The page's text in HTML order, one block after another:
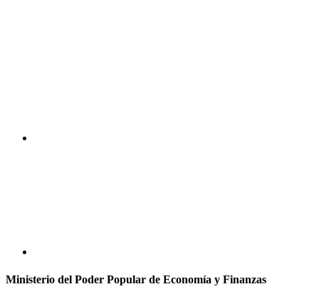
Ministerio del Poder Popular de Economía y Finanzas